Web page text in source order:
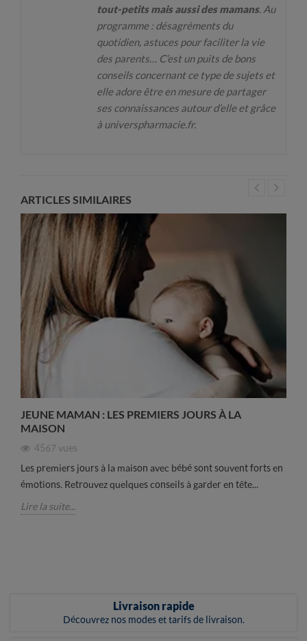
tout-petits mais aussi des mamans. Au
programme : désagréments du
quotidien, astuces pour faciliter la vie
des parents… C’est un puits de bons
conseils concernant ce type de sujets et
elle adore être en mesure de partager
ses connaissances autour d’elle et grâce
à universpharmacie.fr.
ARTICLES SIMILAIRES
JEUNE MAMAN : LES PREMIERS JOURS À LA
MAISON
4567 vues
Les premiers jours à la maison avec bébé sont souvent forts en
émotions. Retrouvez quelques conseils à garder en tête...
Lire la suite...
Livraison rapide
Découvrez nos modes et tarifs de livraison.